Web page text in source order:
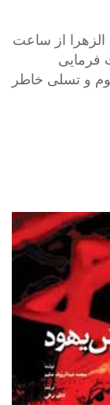
الزهرا از ساعت
فرمایی
و تسلی خاطر